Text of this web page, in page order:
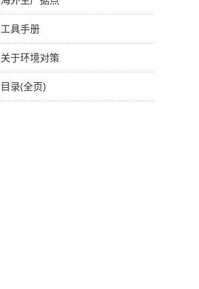
工具手册
关于环境对策
目录(全页)